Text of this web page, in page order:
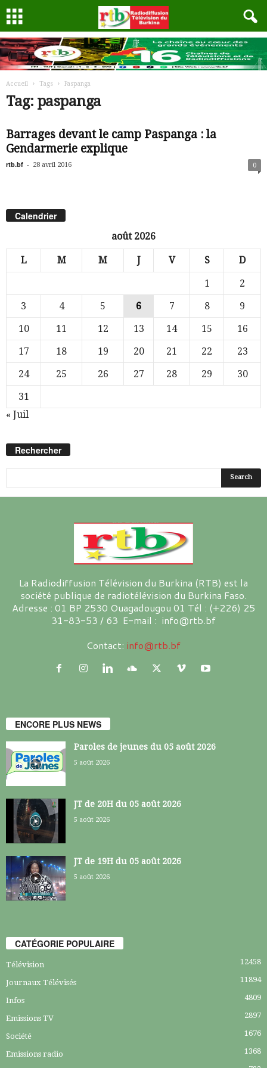
Accueil Tags Paspanga
Tag: paspanga
Barrages devant le camp Paspanga : la
Gendarmerie explique
rtb.bf - 28 avril 2016 0
Calendrier
août 2026
L M M J V S D
1
2
3
4 5 6 7 8
9
10
11 12 13 14 15
16
17
18 19 20 21 22
23
24
25 26 27 28 29
30
31
« Juil
Rechercher
La Radiodiffusion Télévision du Burkina (RTB) est la
société publique de radiotélévision du Burkina Faso.
Adresse : 01 BP 2530 Ouagadougou 01 Tél : (+226) 25
31-83-53 / 63 E-mail : info@rtb.bf
Contact: info@rtb.bf
ENCORE PLUS NEWS
Paroles de jeunes du 05 août 2026
5 août 2026
JT de 20H du 05 août 2026
5 août 2026
JT de 19H du 05 août 2026
5 août 2026
CATÉGORIE POPULAIRE
Télévision 12458
Journaux Télévisés 11894
Infos 4809
Emissions TV 2897
Société 1676
Emissions radio 1368